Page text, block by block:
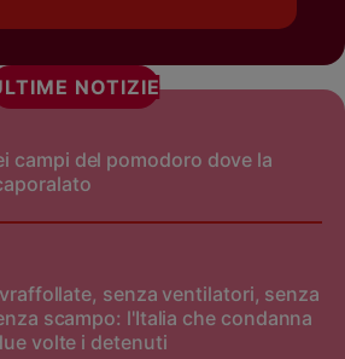
NOTIZIE
campi del pomodoro dove la
senza ventilatori, senza
scampo: l'Italia che condanna
volte i detenuti